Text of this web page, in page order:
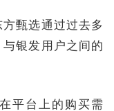
方甄选通过过去多
银发用户之间的
平台上的购买需